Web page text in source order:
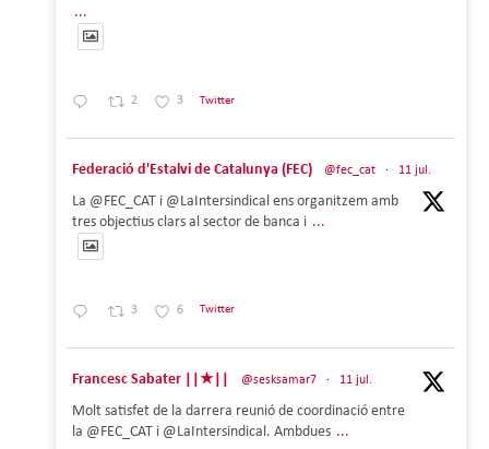
...
2 3 Twitter
Federació d'Estalvi de Catalunya (FEC) @fec_cat · 11 jul.
La @FEC_CAT i @LaIntersindical ens organitzem amb
tres objectius clars al sector de banca i ...
3 6 Twitter
Francesc Sabater ||★|| @sesksamar7 · 11 jul.
Molt satisfet de la darrera reunió de coordinació entre
la @FEC_CAT i @LaIntersindical. Ambdues ...